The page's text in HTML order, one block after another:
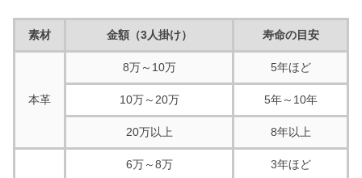
素材 金額（3人掛け） 寿命の目安
本革
8万～10万 5年ほど
10万～20万 5年～10年
20万以上 8年以上
6万～8万 3年ほど